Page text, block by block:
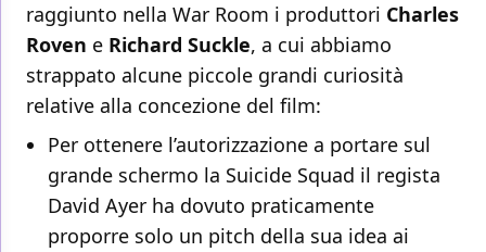
raggiunto nella War Room i produttori Charles
Roven e Richard Suckle, a cui abbiamo
strappato alcune piccole grandi curiosità
relative alla concezione del film:
Per ottenere l’autorizzazione a portare sul
grande schermo la Suicide Squad il regista
David Ayer ha dovuto praticamente
proporre solo un pitch della sua idea ai